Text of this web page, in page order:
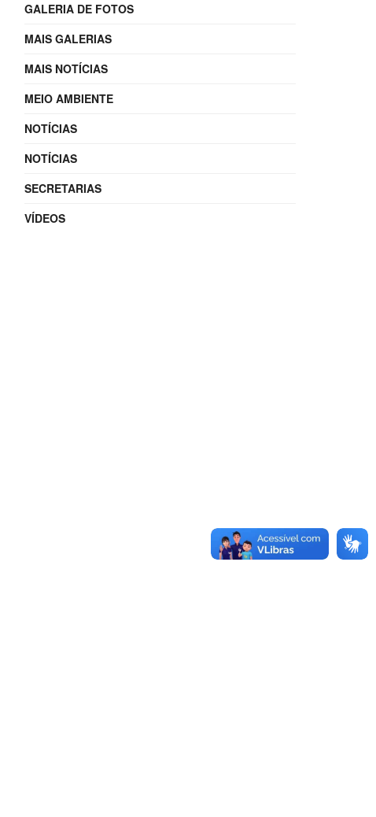
GALERIA DE FOTOS
MAIS GALERIAS
MAIS NOTÍCIAS
MEIO AMBIENTE
NOTÍCIAS
NOTÍCIAS
SECRETARIAS
VÍDEOS